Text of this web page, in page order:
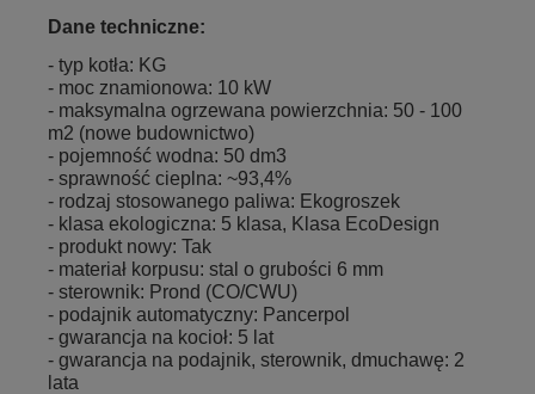
Dane techniczne:
- typ kotła: KG
- moc znamionowa: 10 kW
- maksymalna ogrzewana powierzchnia: 50 - 100
m2 (nowe budownictwo)
- pojemność wodna: 50 dm3
- sprawność cieplna: ~93,4%
- rodzaj stosowanego paliwa: Ekogroszek
- klasa ekologiczna: 5 klasa, Klasa EcoDesign
- produkt nowy: Tak
- materiał korpusu: stal o grubości 6 mm
- sterownik: Prond (CO/CWU)
- podajnik automatyczny: Pancerpol
- gwarancja na kocioł: 5 lat
- gwarancja na podajnik, sterownik, dmuchawę: 2
lata